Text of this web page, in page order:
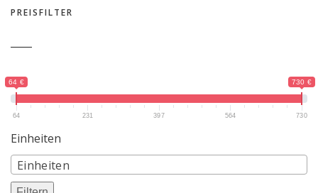
PREISFILTER
64 € 730 €
64 231 397 564 730
Einheiten
Einheiten